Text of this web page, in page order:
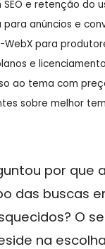
e retenção do
anúncios e
WebX para
e licenciamento
ao tema com
sobre melhor
por que
das buscas
O
na